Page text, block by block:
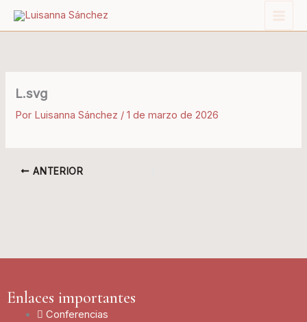
L.svg
Por Luisanna Sánchez /1 de marzo de 2026
ANTERIOR
Enlaces importantes
Conferencias